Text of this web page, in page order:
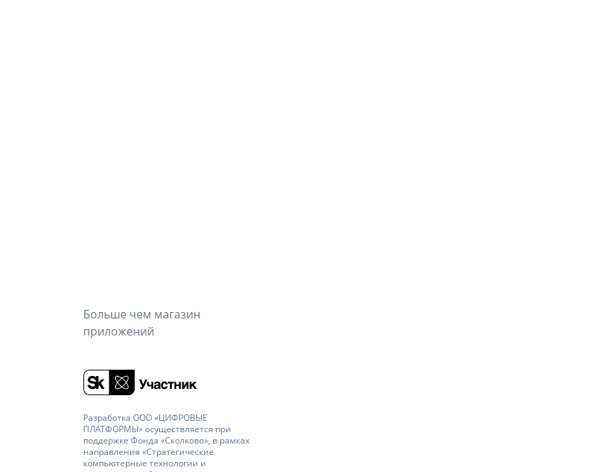
Больше чем магазин
приложений
Разработка ООО «ЦИФРОВЫЕ
ПЛАТФОРМЫ» осуществляется при
поддержке Фонда «Сколково», в рамках
направления «Стратегические
компьютерные технологии и